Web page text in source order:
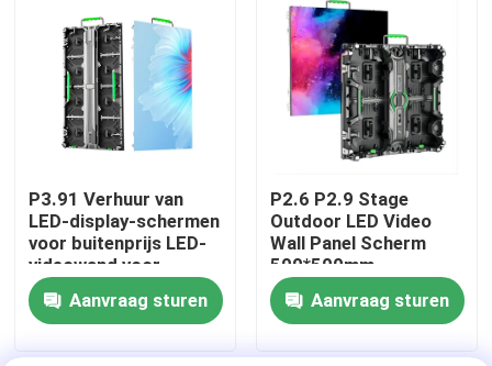
Nieuws
Vraag een offerte
HD-LED-display
Openlucht reclame Geleide Vertoning
Openluchthuur LEIDENE Vertoning
P3.91 Verhuur van
LED-display-schermen
voor buitenprijs LED-
videowand voor
podiumconcerten
Verhuur van LED-
schermen
Aanvraag sturen
P2.6 P2.9 Stage
Outdoor LED Video
Wall Panel Scherm
500*500mm
Waterdicht
Aanvraag sturen